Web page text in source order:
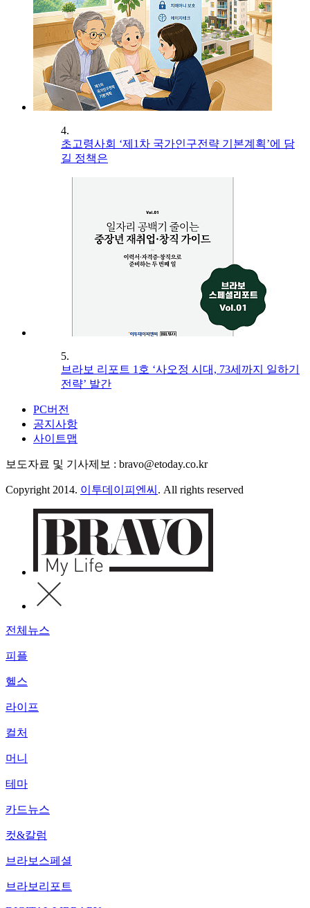
4.
초고령사회 ‘제1차 국가인구전략 기본계획’에 담
길 정책은
5.
브라보 리포트 1호 ‘사오정 시대, 73세까지 일하기
전략’ 발간
PC버전
공지사항
사이트맵
보도자료 및 기사제보 : bravo@etoday.co.kr
Copyright 2014. 이투데이피엔씨 . All rights reserved
전체뉴스
피플
헬스
라이프
컬처
머니
테마
카드뉴스
컷&칼럼
브라보스페셜
브라보리포트